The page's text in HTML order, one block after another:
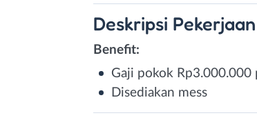
Deskripsi Pekerjaan
Benefit:
Gaji pokok Rp3.000.000
Disediakan mess